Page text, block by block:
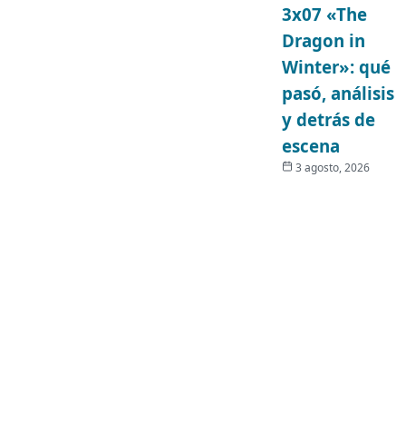
3x07 «The
Dragon in
Winter»: qué
pasó, análisis
y detrás de
escena
3 agosto, 2026